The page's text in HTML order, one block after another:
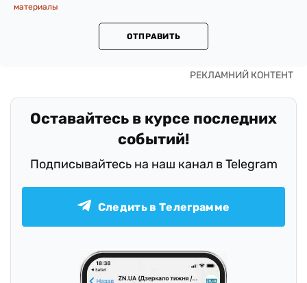
материалы
ОТПРАВИТЬ
Оставайтесь в курсе последних
событий!
Подписывайтесь на наш канал в Telegram
Следить в Телеграмме